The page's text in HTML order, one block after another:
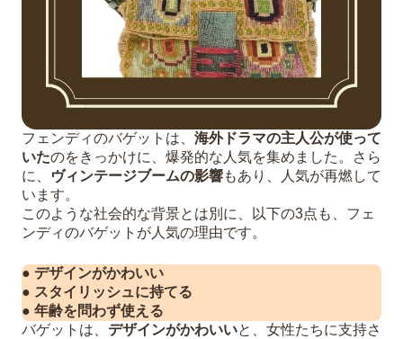
フェンディのバゲットは、 海外ドラマの主人公が使って
いたのをきっかけに、爆発的な人気を集めました。さら
に、
ヴィンテージブームの影響もあり、人気が再燃して
います。
このような社会的な背景とは別に、以下の3点も、フェ
ンディのバゲットが人気の理由です。
● デザインがかわいい
● スタイリッシュに持てる
● 年齢を問わず使える
バゲットは、 デザインがかわいいと、女性たちに支持さ